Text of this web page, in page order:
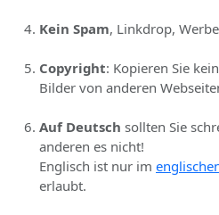
Kein Spam, Linkdrop,
Copyright: Kopieren Sie
Bilder von anderen
Auf Deutsch sollten Sie
anderen es nicht!
Englisch ist nur im
erlaubt.